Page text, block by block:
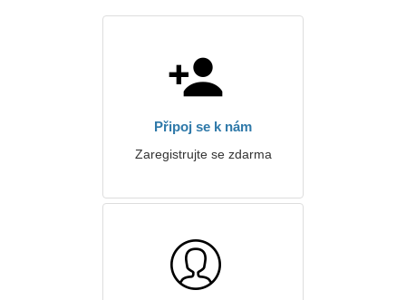
Připoj se k nám
Zaregistrujte se zdarma